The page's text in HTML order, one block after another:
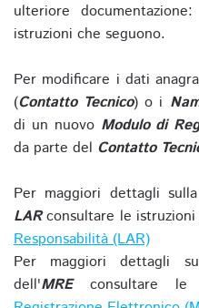
ulteriore
istruzioni che seguono.
Per modificare i dati
(Contatto Tecnico) o i
di un nuovo Modulo di
da parte del Contatto
Per maggiori dettagli
LARconsultare le
Responsabilità (LAR)
Per maggiori dettagli
dell'MREconsultare le